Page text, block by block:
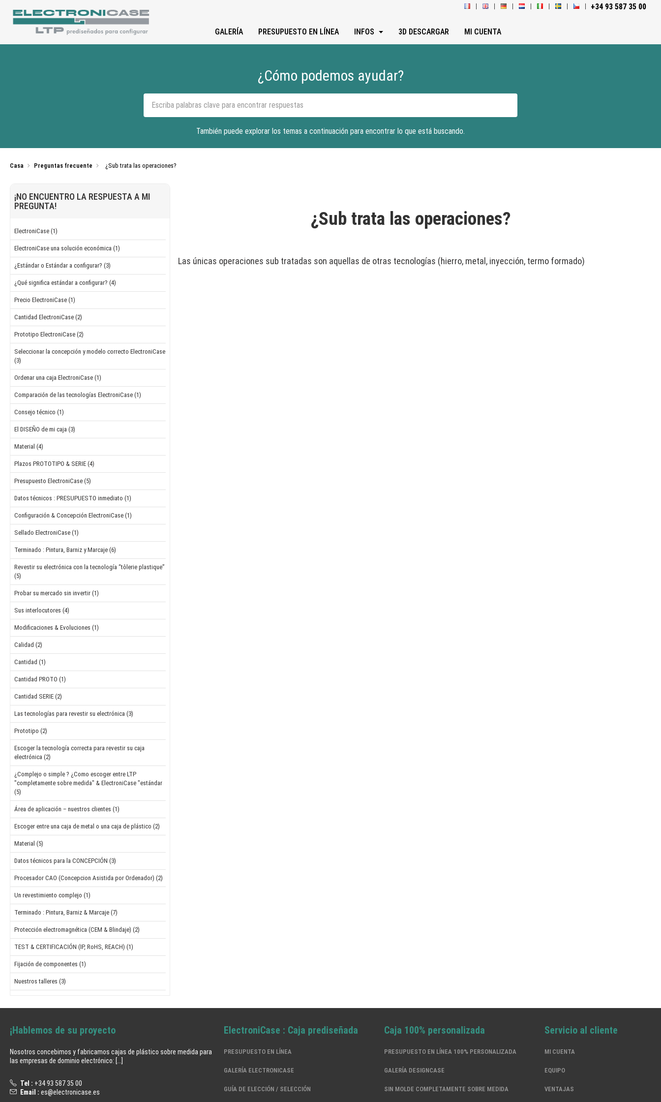
+34 93 587 35 00
GALERÍA PRESUPUESTO EN LÍNEA INFOS 3D DESCARGAR MI CUENTA
¿Cómo podemos ayudar?
También puede explorar los temas a continuación para encontrar lo que está buscando.
Casa Preguntas frecuente ¿Sub trata las operaciones?
¡NO ENCUENTRO LA RESPUESTA A MI
PREGUNTA!
ElectroniCase (1)
ElectroniCase una solución económica (1)
¿Estándar o Estándar a configurar? (3)
¿Qué significa estándar a configurar? (4)
Precio ElectroniCase (1)
Cantidad ElectroniCase (2)
Prototipo ElectroniCase (2)
Seleccionar la concepción y modelo correcto ElectroniCase
(3)
Ordenar una caja ElectroniCase (1)
Comparación de las tecnologías ElectroniCase (1)
Consejo técnico (1)
El DISEÑO de mi caja (3)
Material (4)
Plazos PROTOTIPO & SERIE (4)
Presupuesto ElectroniCase (5)
Datos técnicos : PRESUPUESTO inmediato (1)
Configuración & Concepción ElectroniCase (1)
Sellado ElectroniCase (1)
Terminado : Pintura, Barniz y Marcaje (6)
Revestir su electrónica con la tecnología “tôlerie plastique”
(5)
Probar su mercado sin invertir (1)
Sus interlocutores (4)
Modificaciones & Evoluciones (1)
Calidad (2)
Cantidad (1)
Cantidad PROTO (1)
Cantidad SERIE (2)
Las tecnologías para revestir su electrónica (3)
Prototipo (2)
Escoger la tecnología correcta para revestir su caja
electrónica (2)
¿Complejo o simple ? ¿Como escoger entre LTP
"completamente sobre medida" & ElectroniCase "estándar
(5)
Área de aplicación – nuestros clientes (1)
Escoger entre una caja de metal o una caja de plástico (2)
Material (5)
Datos técnicos para la CONCEPCIÓN (3)
Procesador CAO (Concepcion Asistida por Ordenador) (2)
Un revestimiento complejo (1)
Terminado : Pintura, Barniz & Marcaje (7)
Protección electromagnética (CEM & Blindaje) (2)
TEST & CERTIFICACIÓN (IP, RoHS, REACH) (1)
Fijación de componentes (1)
Nuestros talleres (3)
¿Sub trata las operaciones?
Las únicas operaciones sub tratadas son aquellas de otras tecnologías (hierro, metal, inyección, termo formado)
¡Hablemos de su proyecto
Nosotros concebimos y fabricamos cajas de plástico sobre medida para
las empresas de dominio electrónico: [...]
Tel : +34 93 587 35 00
Email : es@electronicase.es
ElectroniCase : Caja prediseñada
PRESUPUESTO EN LÍNEA
GALERÍA ELECTRONICASE
GUÍA DE ELECCIÓN / SELECCIÓN
Caja 100% personalizada
PRESUPUESTO EN LÍNEA 100% PERSONALIZADA
GALERÍA DESIGNCASE
SIN MOLDE COMPLETAMENTE SOBRE MEDIDA
Servicio al cliente
MI CUENTA
EQUIPO
VENTAJAS